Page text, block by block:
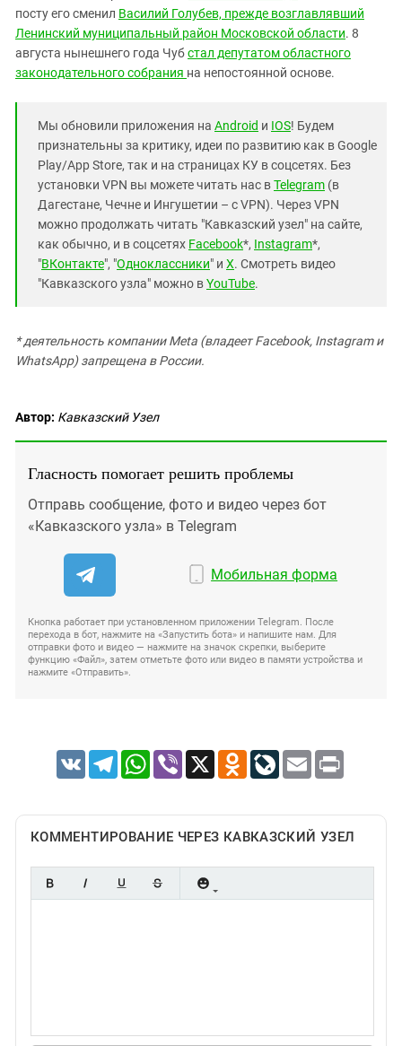
посту его сменил Василий Голубев, прежде возглавлявший
Ленинский муниципальный район Московской области. 8
августа нынешнего года Чубстал депутатом областного
законодательного собрания на непостоянной основе.
Мы обновили приложения на Android и IOS! Будем
признательны за критику, идеи по развитию как в Google
Play/App Store, так и на страницах КУ в соцсетях. Без
установки VPN вы можете читать нас вTelegram (в
Дагестане, Чечне и Ингушетии – с VPN). Через VPN
можно продолжать читать "Кавказский узел" на сайте,
как обычно, и в соцсетях Facebook*, Instagram*,
"ВКонтакте", "Одноклассники" и X. Смотреть видео
"Кавказского узла" можно вYouTube.
* деятельность компании Meta (владеет Facebook, Instagram и
WhatsApp) запрещена в России.
Автор: Кавказский Узел
Гласность помогает решить проблемы
Отправь сообщение, фото и видео через бот
«Кавказского узла» в Telegram
Мобильная форма
Кнопка работает при установленном приложении Telegram. После
перехода в бот, нажмите на «Запустить бота» и напишите нам. Для
отправки фото и видео — нажмите на значок скрепки, выберите
функцию «Файл», затем отметьте фото или видео в памяти устройства и
нажмите «Отправить».
VK TelegramWhatsApp
Viber X Odnoklassniki
LiveJournal
Email Print
КОММЕНТИРОВАНИЕ ЧЕРЕЗ КАВКАЗСКИЙ УЗЕЛ